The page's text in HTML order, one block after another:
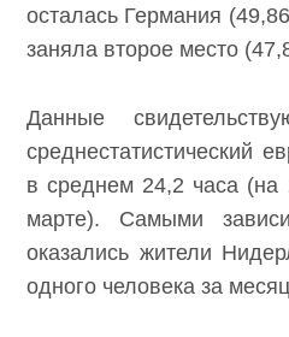
осталась Германия
заняла второе место
Данные
среднестатистический
в среднем 24,2 часа
марте). Самыми
оказались жители
одного человека за